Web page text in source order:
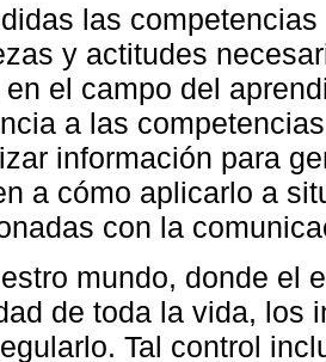
las
y actitudes
en el campo del
a las
información para
a cómo aplicarlo a
con la
mundo, donde el
de toda la vida, los
Tal control